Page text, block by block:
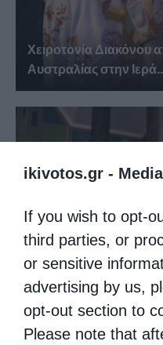
ikivotos.gr -
If you wish to opt-
third parties, or
or sensitive
advertising by us,
opt-out section to
Please note that
Χειροτονία Διακόνου
Αυστραλίας στην
Αυστραλίας Μακάριος:
λαμπρότητα της...